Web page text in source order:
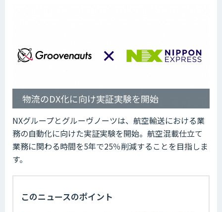
物流のDX化に向け実証実験を開始
NXグループとグルーヴノーツは、航空輸送における業
務の自動化に向けた実証実験を開始。航空混載仕立て
業務に関わる時間を5年で25％削減することを目指しま
す。
このニュースのポイント